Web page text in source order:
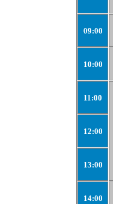
09:00
10:00
11:00
12:00
13:00
14:00